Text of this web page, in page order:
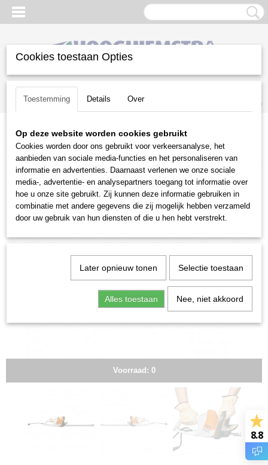
Inloggen Registreren
(0)
Home >Snoeien en Zagen> Heggenscharen>
heggenscharen>Stihl HSE 52 50cm
Voorraad: 0
8.8
Cookies toestaan Opties
Toestemming Details Over
Op deze website worden cookies gebruikt
Cookies worden door ons gebruikt voor verkeersanalyse, het
aanbieden van sociale media-functies en het personaliseren van
informatie en advertenties. Daarnaast verlenen we onze sociale
media-, advertentie- en analysepartners toegang tot informatie over
hoe u onze site gebruikt. Zij kunnen deze informatie gebruiken in
combinatie met andere gegevens die zij mogelijk hebben verzameld
door uw gebruik van hun diensten of die u hen hebt verstrekt.
Later opnieuw tonen Selectie toestaan
Alles toestaan Nee, niet akkoord